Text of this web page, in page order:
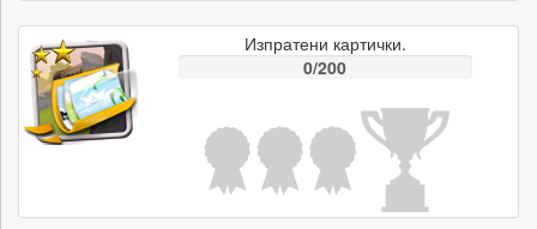
Изпратени картички.
0/200